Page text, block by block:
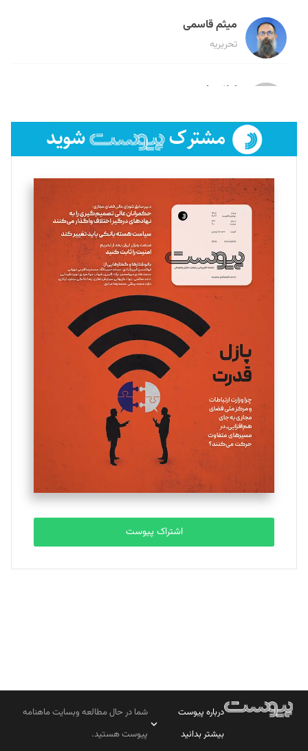
میثم قاسمی
تحریریه
لیلا حنارود
فائزه فتحی رستمی
تحریریه
سروش کرمیان
تحریریه
مینا پاکدل
یسنا امان‌پور
تحریریه
ملینا جعفری
تحریریه
مصطفی مسجدی آرانی
تحریریه
بابک نقاش
تحریریه
اشتراک پیوست
درباره پیوست
بیشتر بدانید
شما در حال مطالعه وبسایت ماهنامه
پیوست هستید.